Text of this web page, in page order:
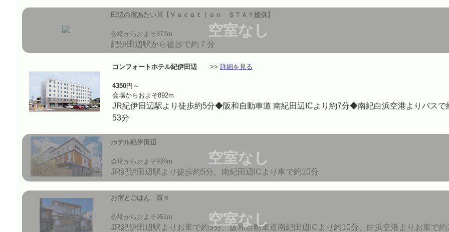
空室なし
田辺の宿あたい川【Ｖａｃａｔｉｏｎ ＳＴＡＹ提供】
会場からおよそ877m
紀伊田辺駅から徒歩で約７分
コンフォートホテル紀伊田辺 >> 詳細を見る
4350円～
会場からおよそ892m
JR紀伊田辺駅より徒歩約5分◆阪和自動車道 南紀田辺ICより約7分◆南紀白浜空港よりバスで
53分
空室なし
ホテル紀伊田辺
会場からおよそ936m
JR紀伊田辺駅より徒歩約5分、南紀田辺ICより車で約10分
空室なし
お宿とごはん 百々
会場からおよそ952m
JR紀伊田辺駅よりお車で約5分、阪和自動車道南紀田辺ICより約10分、白浜空港よりお車で約